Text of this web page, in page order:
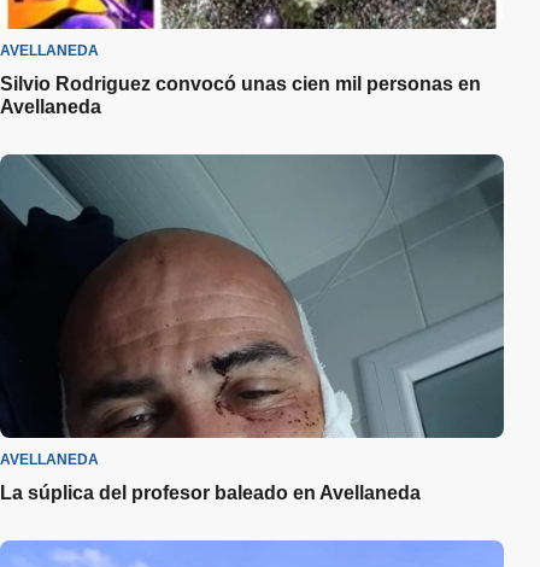
AVELLANEDA
Silvio Rodriguez convocó unas cien mil personas en
Avellaneda
AVELLANEDA
La súplica del profesor baleado en Avellaneda